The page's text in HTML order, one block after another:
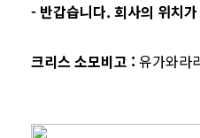
- 반갑습니다. 회사의 위치
크리스 소모비고 : 유가와라